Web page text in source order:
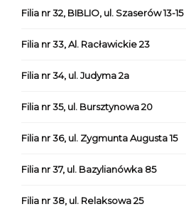
Filia nr 32, BIBLIO, ul. Szaserów 13-15
Filia nr 33, Al. Racławickie 23
Filia nr 34, ul. Judyma 2a
Filia nr 35, ul. Bursztynowa 20
Filia nr 36, ul. Zygmunta Augusta 15
Filia nr 37, ul. Bazylianówka 85
Filia nr 38, ul. Relaksowa 25